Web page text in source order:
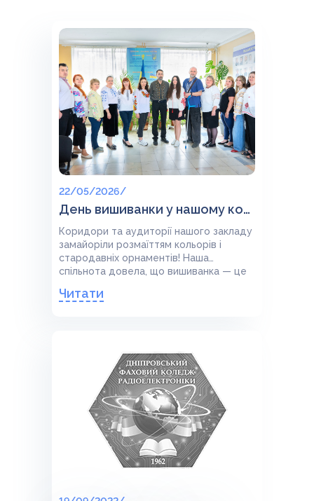
22/05/2026/
День вишиванки у нашому коледжі: єднання через традиції!
Коридори та аудиторії нашого закладу
замайоріли розмаїттям кольорів і
стародавніх орнаментів! Наша
спільнота довела, що вишиванка — це
генетичний код та символ незламності.
Читати